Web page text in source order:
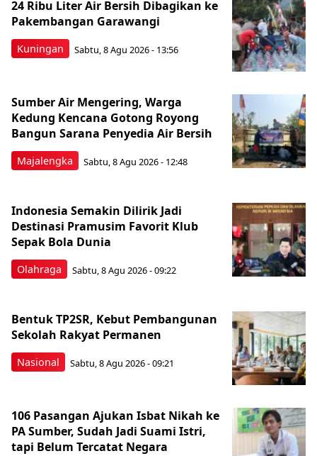
Kuningan
24 Ribu Liter Air Bersih Dibagikan ke
Pakembangan Garawangi
Sabtu, 8 Agu 2026 - 13:56
Majalengka
Sumber Air Mengering, Warga
Kedung Kencana Gotong Royong
Bangun Sarana Penyedia Air Bersih
Sabtu, 8 Agu 2026 - 12:48
Olahraga
Indonesia Semakin Dilirik Jadi
Destinasi Pramusim Favorit Klub
Sepak Bola Dunia
Sabtu, 8 Agu 2026 - 09:22
Nasional
Bentuk TP2SR, Kebut Pembangunan
Sekolah Rakyat Permanen
Sabtu, 8 Agu 2026 - 09:21
106 Pasangan Ajukan Isbat Nikah ke
PA Sumber, Sudah Jadi Suami Istri,
tapi Belum Tercatat Negara